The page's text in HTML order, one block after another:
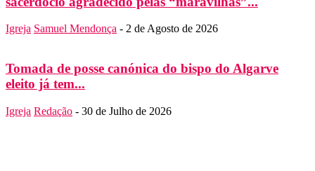
Igreja Samuel Mendonça - 2 de Agosto de 2026
Tomada de posse canónica do bispo do Algarve
eleito já tem...
Igreja Redação - 30 de Julho de 2026